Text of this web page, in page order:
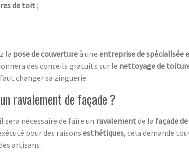
de toit ;
la pose de couvertureà une entreprise de spécialisée
des conseils gratuits sur le nettoyage de
changer sa zinguerie.
ravalement de façade ?
sera nécessaire de faire un ravalementde la façade
pour des raisons esthétiques, cela demande
artisans :